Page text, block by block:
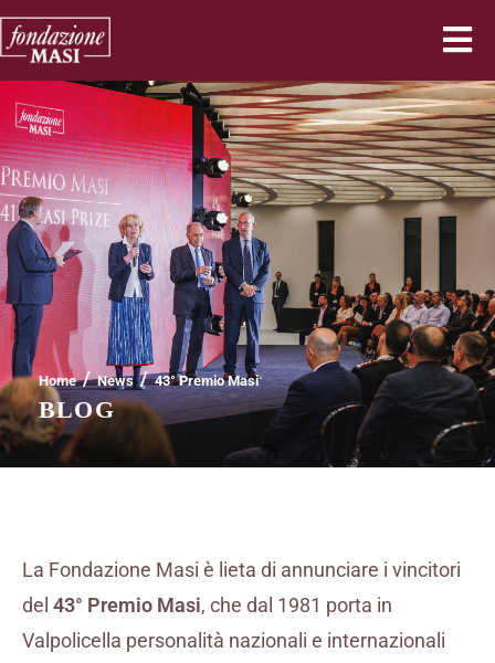
Home / News / 43° Premio Masi
BLOG
La Fondazione Masi è lieta di annunciare i vincitori
del 43° Premio Masi, che dal 1981 porta in
Valpolicella personalità nazionali e internazionali